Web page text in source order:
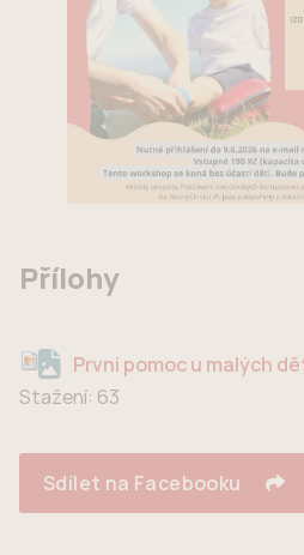
Přílohy
První pomoc u malých
Stažení: 63
Sdílet na Facebooku